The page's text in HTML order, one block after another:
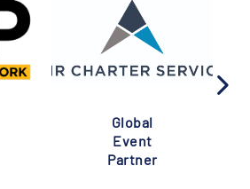
Global
Event
Partner